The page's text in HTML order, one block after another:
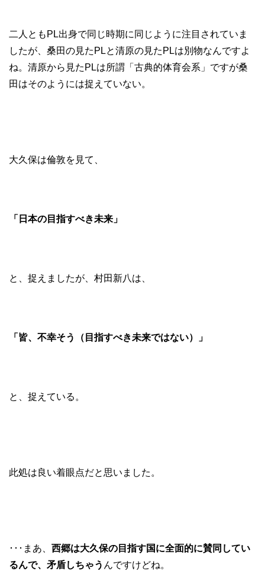
二人ともPL出身で同じ時期に同じように注目されていま
したが、桑田の見たPLと清原の見たPLは別物なんですよ
ね。清原から見たPLは所謂「古典的体育会系」ですが桑
田はそのようには捉えていない。
大久保は倫敦を見て、
「日本の目指すべき未来」
と、捉えましたが、村田新八は、
「皆、不幸そう（目指すべき未来ではない）」
と、捉えている。
此処は良い着眼点だと思いました。
･･･まあ、 西郷は大久保の目指す国に全面的に賛同してい
るんで、矛盾しちゃう んですけどね。